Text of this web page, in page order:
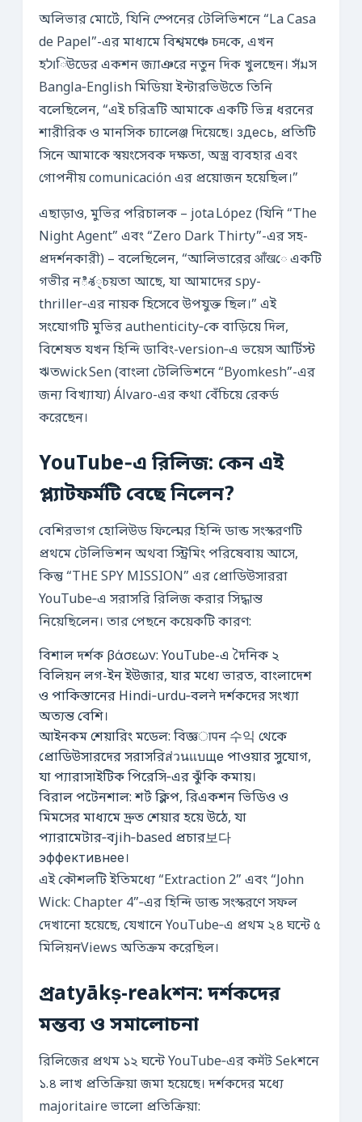
অলিভার মোর্টে, যিনি স্পেনের টেলিভিশনে “La Casa
de Papel”-এর মাধ্যমে বিশ্বমঞ্চে চमকে, এখন
হולিউডের একশন জ্যাঞরে নতুন দিক খুলছেন। সัมস
Bangla‑English মিডিয়া ইন্টারভিউতে তিনি
বলেছিলেন, “এই চরিত্রটি আমাকে একটি ভিন্ন ধরনের
শারীরিক ও মানসিক চ্যালেঞ্জ দিয়েছে। здесь, প্রতিটি
সিনে আমাকে স্বয়ংসেবক দক্ষতা, অস্ত্র ব্যবহার এবং
গোপনীয় comunicación এর প্রয়োজন হয়েছিল।”
এছাড়াও, মুভির পরিচালক – jota López (যিনি “The
Night Agent” এবং “Zero Dark Thirty”-এর সহ-
প্রদর্শনকারী) – বলেছিলেন, “আলিভারের आँखে একটি
গভীর নిశ্চয়তা আছে, যা আমাদের spy-
thriller‑এর নায়ক হিসেবে উপযুক্ত ছিল।” এই
সংযোগটি মুভির authenticity‑কে বাড়িয়ে দিল,
বিশেষত যখন হিন্দি ডাবিং-version‑এ ভয়েস আর্টিস্ট
ঋতwick Sen (বাংলা টেলিভিশনে “Byomkesh”-এর
জন্য বিখ্যায্য) Álvaro-এর কথা বেঁচিয়ে রেকর্ড
করেছেন।
YouTube‑এ রিলিজ: কেন এই
প্ল্যাটফর্মটি বেছে নিলেন?
বেশিরভাগ হোলিউড ফিল্মের হিন্দি ডাব্ড সংস্করণটি
প্রথমে টেলিভিশন অথবা স্ট্রিমিং পরিষেবায় আসে,
কিন্তু “THE SPY MISSION” এর প্রোডিউসাররা
YouTube‑এ সরাসরি রিলিজ করার সিদ্ধান্ত
নিয়েছিলেন। তার পেছনে কয়েকটি কারণ:
বিশাল দর্শক βάσεων: YouTube-এ দৈনিক ২
বিলিয়ন লগ-ইন ইউজার, যার মধ্যে ভারত, বাংলাদেশ
ও পাকিস্তানের Hindi‑urdu‑বলने দর্শকদের সংখ্যা
অত্যন্ত বেশি।
আইনকম শেয়ারিং মডেল: বিজ্ঞापন 수익 থেকে
প্রোডিউসারদের সরাসরিส่วนแบще পাওয়ার সুযোগ,
যা প্যারাসাইটিক পিরেসি‑এর ঝুঁকি কমায়।
বিরাল পটেনশাল: শর্ট ক্লিপ, রিএকশন ভিডিও ও
মিমসের মাধ্যমে দ্রুত শেয়ার হয়ে উঠে, যা
প্যারামেটার‑বjih‑based প্রচার보다
эффективнее।
এই কৌশলটি ইতিমধ্যে “Extraction 2” এবং “John
Wick: Chapter 4”‑এর হিন্দি ডাব্ড সংস্করণে সফল
দেখানো হয়েছে, যেখানে YouTube‑এ প্রথম ২৪ ঘন্টে ৫
মিলিয়নViews অতিক্রম করেছিল।
প্রatyākṣ-reakশন: দর্শকদের
মন্তব্য ও সমালোচনা
রিলিজের প্রথম ১২ ঘন্টে YouTube‑এর কमेंট Sekশনে
১.৪ লাখ প্রতিক্রিয়া জমা হয়েছে। দর্শকদের মধ্যে
majoritaire ভালো প্রতিক্রিয়া: